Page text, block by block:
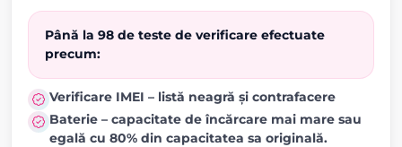
Până la 98 de teste de verificare efectuate
precum:
Verificare IMEI – listă neagră și contrafacere
Baterie – capacitate de încărcare mai mare sau
egală cu 80% din capacitatea sa originală.